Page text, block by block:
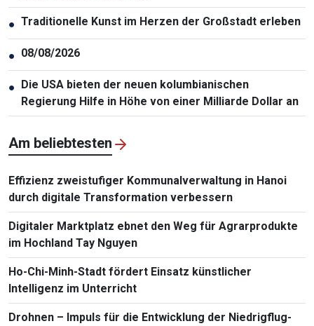
● Traditionelle Kunst im Herzen der Großstadt erleben
● 08/08/2026
● Die USA bieten der neuen kolumbianischen
Regierung Hilfe in Höhe von einer Milliarde Dollar an
Am beliebtesten
Effizienz zweistufiger Kommunalverwaltung in Hanoi
durch digitale Transformation verbessern
Digitaler Marktplatz ebnet den Weg für Agrarprodukte
im Hochland Tay Nguyen
Ho-Chi-Minh-Stadt fördert Einsatz künstlicher
Intelligenz im Unterricht
Drohnen – Impuls für die Entwicklung der Niedrigflug-